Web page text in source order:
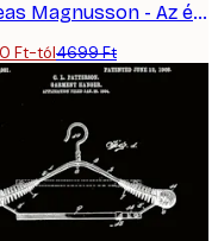
Andreas Magnusson - Az én Cirkuszom, az én Majmaim Poszter
Ft-tól4699 Ft